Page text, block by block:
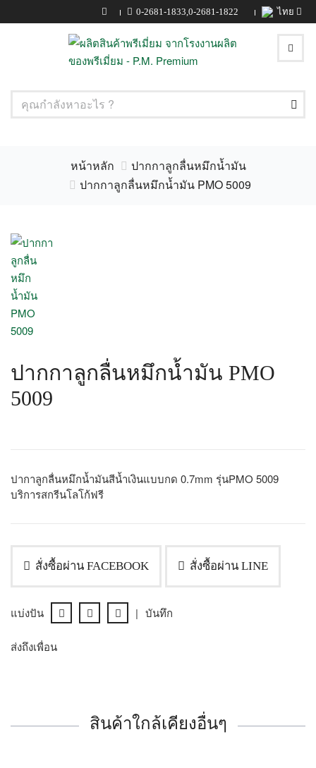
0-2681-1833 0-2681-1822 ไทย
หน้าหลัก
ปากกาลูกลื่นหมึกน้ำมัน
ปากกาลูกลื่นหมึกน้ำมัน PMO 5009
ปากกาลูกลื่นหมึกน้ำมัน PMO
5009
ปากาลูกลื่นหมึกน้ำมันสีน้ำเงินแบบกด 0.7mm รุ่นPMO 5009
บริการสกรีนโลโก้ฟรี
สั่งซื้อผ่าน FACEBOOK สั่งซื้อผ่าน LINE
แบ่งปัน | บันทึก
ส่งถึงเพื่อน
สินค้าใกล้เคียงอื่นๆ